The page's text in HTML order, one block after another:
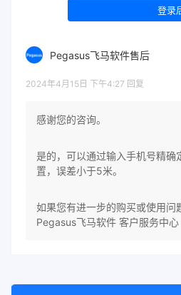
登录
Pegasus飞马软件售后
2024年4月15日 下午4:27 回复
感谢您的咨询。
是的，可以通过输入手机号精确
置，误差小于5米。
如果您有进一步的购买或使用问
Pegasus飞马软件 客户服务中心